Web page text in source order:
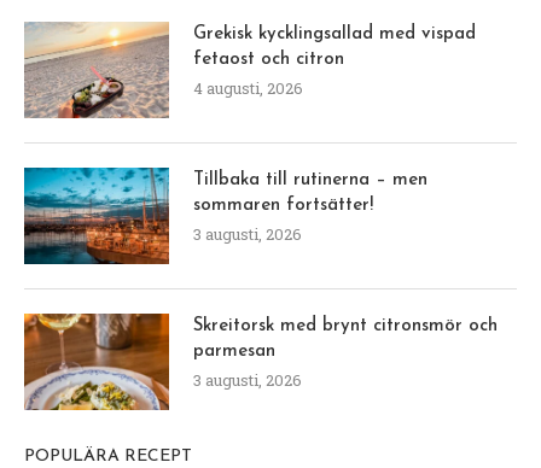
Grekisk kycklingsallad med vispad
fetaost och citron
4 augusti, 2026
Tillbaka till rutinerna – men
sommaren fortsätter!
3 augusti, 2026
Skreitorsk med brynt citronsmör och
parmesan
3 augusti, 2026
POPULÄRA RECEPT